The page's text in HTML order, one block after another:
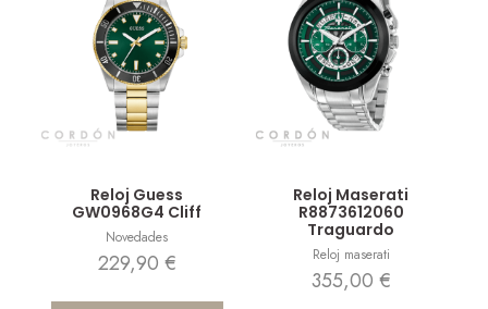
Reloj Guess
GW0968G4 Cliff
Novedades
229,90 €
Reloj Maserati
R8873612060
Traguardo
Reloj maserati
355,00 €